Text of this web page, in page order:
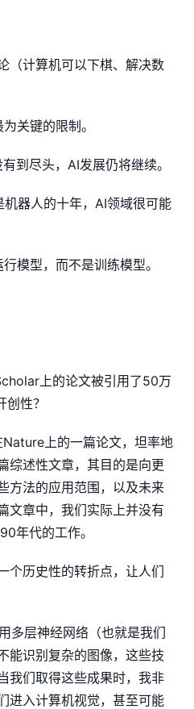
（计算机可以下棋、解决数
关键的限制。
到尽头，AI发展仍将继续。
器人的十年，AI领域很可能
模型，而不是训练模型。
上的论文被引用了50万
性？
上的一篇论文，坦率地
综述性文章，其目的是向更
方法的应用范围，以及未来
文章中，我们实际上并没有
年代的工作。
个历史性的转折点，让人们
多层神经网络（也就是我们
能识别复杂的图像，这些技
我们取得这些成果时，我非
进入计算机视觉，甚至可能